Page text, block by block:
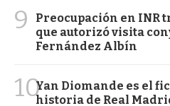
9
Preocupación en INR
que autorizó visita
Fernández Albín
10Yan Diomande es el
historia de Real